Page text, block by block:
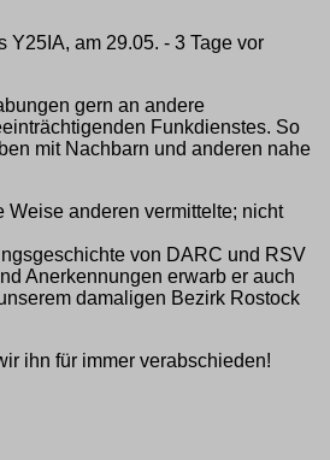
am 29.05. - 3 Tage vor
gern an andere
Funkdienstes. So
mit Nachbarn und anderen nahe
Weise anderen vermittelte; nicht
von DARC und RSV
Anerkennungen erwarb er auch
damaligen Bezirk Rostock
ihn für immer verabschieden!